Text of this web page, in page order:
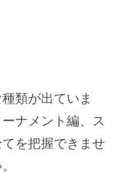
類が出ていま
ナメント編、ス
を把握できませ